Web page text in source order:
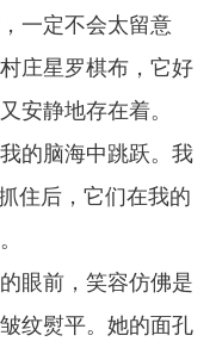
一定不会太留意
庄星罗棋布，它好
安静地存在着。
的脑海中跳跃。我
住后，它们在我的
眼前，笑容仿佛是
纹熨平。她的面孔